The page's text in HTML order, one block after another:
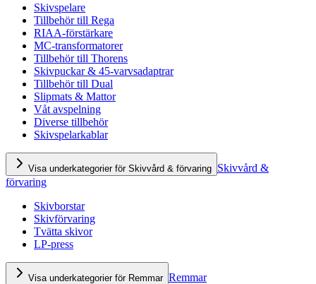
Skivspelare
Tillbehör till Rega
RIAA-förstärkare
MC-transformatorer
Tillbehör till Thorens
Skivpuckar & 45-varvsadaptrar
Tillbehör till Dual
Slipmats & Mattor
Våt avspelning
Diverse tillbehör
Skivspelarkablar
Visa underkategorier för Skivvård & förvaring Skivvård &
förvaring
Skivborstar
Skivförvaring
Tvätta skivor
LP-press
Visa underkategorier för Remmar Remmar